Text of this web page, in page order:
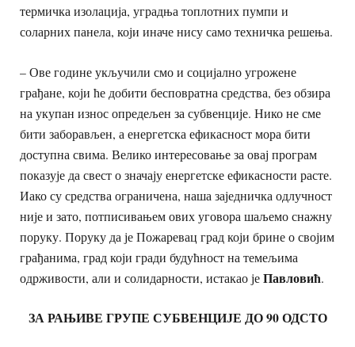
термичка изолација, уградња топлотних пумпи и
соларних панела, који иначе нису само техничка решења.
– Ове године укључили смо и социјално угрожене
грађане, који ће добити бесповратна средства, без обзира
на укупан износ опредељен за субвенције. Нико не сме
бити заборављен, а енергетска ефикасност мора бити
доступна свима. Велико интересовање за овај програм
показује да свест о значају енергетске ефикасности расте.
Иако су средства ограничена, наша заједничка одлучност
није и зато, потписивањем ових уговора шаљемо снажну
поруку. Поруку да је Пожаревац град који брине о својим
грађанима, град који гради будућност на темељима
одрживости, али и солидарности, истакао јеПавловић.
ЗА РАЊИВЕ ГРУПЕ СУБВЕНЦИЈЕ ДО 90 ОДСТО